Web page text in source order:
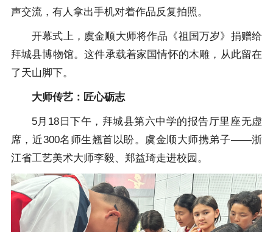
声交流，有人拿出手机对着作品反复拍照。
开幕式上，虞金顺大师将作品《祖国万岁》捐赠给
拜城县博物馆。这件承载着家国情怀的木雕，从此留在
了天山脚下。
大师传艺：匠心砺志
5月18日下午，拜城县第六中学的报告厅里座无虚
席，近300名师生翘首以盼。虞金顺大师携弟子——浙
江省工艺美术大师李毅、郑益琦走进校园。